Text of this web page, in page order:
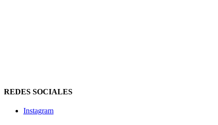
REDES SOCIALES
Instagram